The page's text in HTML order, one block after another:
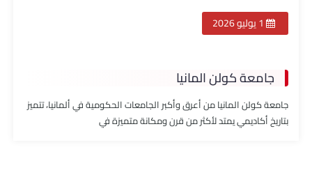
1 يوليو 2026
جامعة كولن المانيا
جامعة كولن المانيا من أعرق وأكبر الجامعات الحكومية في ألمانيا، تتميز
بتاريخ أكاديمي يمتد لأكثر من قرن ومكانة متميزة في